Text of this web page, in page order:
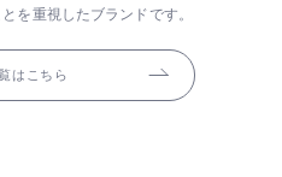
を重視したブランドです。
はこちら